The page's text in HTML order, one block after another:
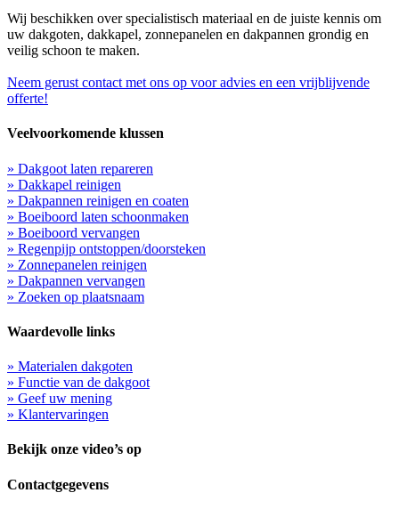
Wij beschikken over specialistisch materiaal en de juiste kennis om
uw dakgoten, dakkapel, zonnepanelen en dakpannen grondig en
veilig schoon te maken.
Neem gerust contact met ons op voor advies en een vrijblijvende
offerte!
Veelvoorkomende klussen
» Dakgoot laten repareren
» Dakkapel reinigen
» Dakpannen reinigen en coaten
» Boeiboord laten schoonmaken
» Boeiboord vervangen
» Regenpijp ontstoppen/doorsteken
» Zonnepanelen reinigen
» Dakpannen vervangen
» Zoeken op plaatsnaam
Waardevolle links
» Materialen dakgoten
» Functie van de dakgoot
» Geef uw mening
» Klantervaringen
Bekijk onze video’s op
Contactgegevens